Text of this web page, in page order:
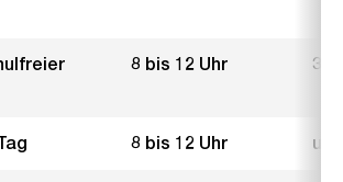
8 bis 12 Uhr 3.–
8 bis 12 Uhr